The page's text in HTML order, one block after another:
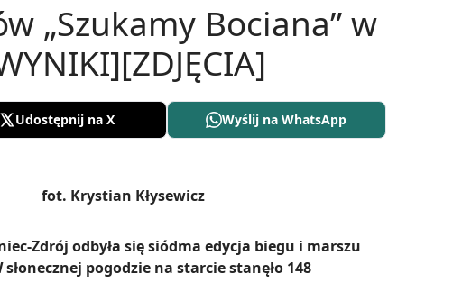
„Szukamy Bociana” w
Udostępnij na X Wyślij na WhatsApp
Zdrój odbyła się siódma edycja biegu i marszu
pogodzie na starcie stanęło 148